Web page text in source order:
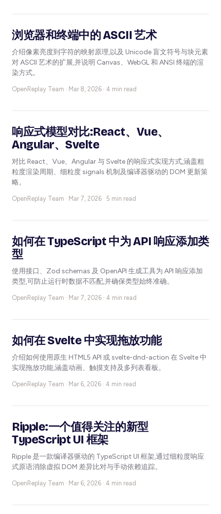
浏览器和终端中的 ASCII 艺术
介绍像素亮度到字符的映射原理,以及 Unicode 盲文符号与块元素
对 ASCII 艺术的扩展,并说明 Canvas、WebGL 和 ANSI 终端的渲
染方式。
OpenReplay Team · Mar 8, 2026 · 4 min read
响应式模型对比:React、Vue、
Angular、Svelte
对比 React、Vue、Angular 与 Svelte 的响应式实现方式,涵盖粗
粒度渲染周期、细粒度 signals 机制及编译器驱动的 DOM 更新策
略。
OpenReplay Team · Mar 7, 2026 · 5 min read
如何在 TypeScript 中为 API 响应添加类
型
使用接口、Zod schemas 及 OpenAPI 生成工具为 API 响应添加
类型,可防止运行时数据不匹配,并确保类型始终准确。
OpenReplay Team · Mar 7, 2026 · 4 min read
如何在 Svelte 中实现拖放功能
介绍如何使用原生 HTML5 API 或 svelte-dnd-action 在 Svelte 中
实现拖放功能,涵盖动画、触摸支持及多列表看板。
OpenReplay Team · Mar 6, 2026 · 4 min read
Ripple:一个值得关注的新型
TypeScript UI 框架
Ripple 是一款编译器驱动的 TypeScript UI 框架,通过细粒度响应
式原语消除虚拟 DOM 差异比对与手动依赖追踪。
OpenReplay Team · Mar 6, 2026 · 4 min read